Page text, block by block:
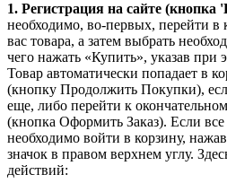
1. Регистрация на сайте (кнопка
необходимо, во-первых, перейти в
вас товара, а затем выбрать
чего нажать «Купить», указав при
Товар автоматически попадает в
(кнопку Продолжить Покупки),
еще, либо перейти к
(кнопка Оформить Заказ). Если
необходимо войти в корзину,
значок в правом верхнем углу.
действий: